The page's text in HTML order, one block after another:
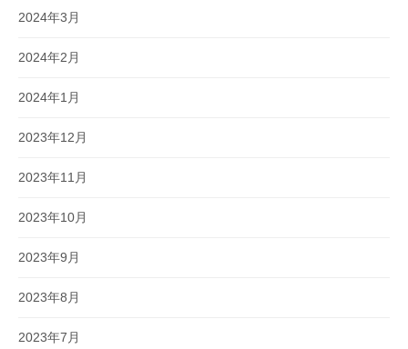
2024年3月
2024年2月
2024年1月
2023年12月
2023年11月
2023年10月
2023年9月
2023年8月
2023年7月